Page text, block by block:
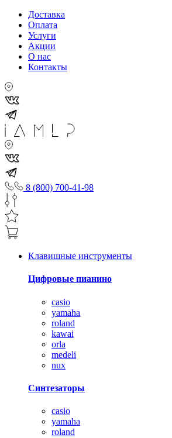
Доставка
Оплата
Услуги
Акции
О нас
Контакты
8 (800) 700-41-98
Клавишные инструменты
Цифровые пианино
casio
yamaha
roland
kawai
orla
medeli
nux
Синтезаторы
casio
yamaha
roland